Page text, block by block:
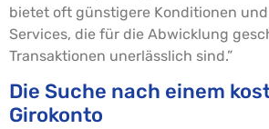
bietet oft günstigere Konditionen
Services, die für die Abwicklung
Transaktionen unerlässlich sind.”
Die Suche nach einem
Girokonto